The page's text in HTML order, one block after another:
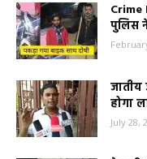
Crime
पुलिस
जातीय
होगा
July 28,